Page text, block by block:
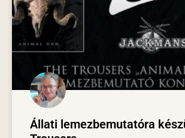
Állati lemezbemutatóra